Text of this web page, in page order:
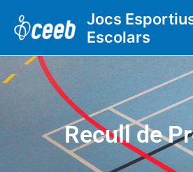
contingut
Jocs
Escolars
Recull de